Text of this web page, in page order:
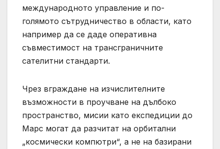
международното управление и по-
голямото сътрудничество в области, като
например да се даде оперативна
съвместимост на трансграничните
сателитни стандарти.
Чрез вграждане на изчислителните
възможности в проучване на дълбоко
пространство, мисии като експедиции до
Марс могат да разчитат на орбитални
„космически компютри“, а не на базирани